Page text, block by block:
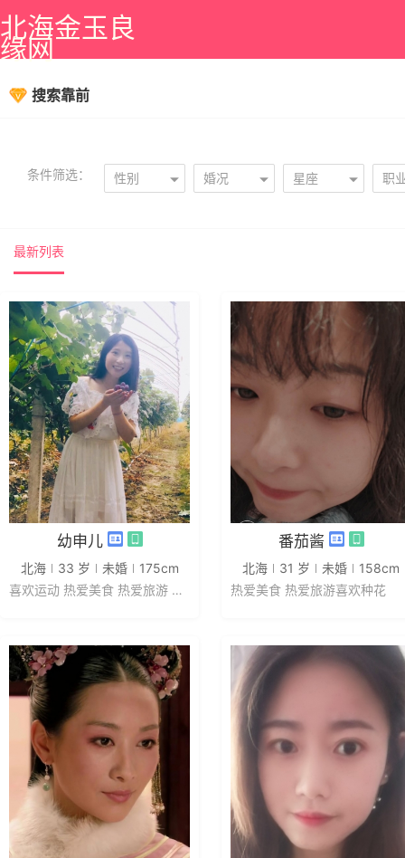
北海金玉良
缘网
搜索靠前
条件筛选： 性别 婚况 星座 职
最新列表
发私信
幼申儿
北海 33 岁 未婚
175cm
喜欢运动 热爱美食 热爱旅游 喜欢...
发私信
番茄酱
北海 31 岁 未婚
158cm
热爱美食 热爱旅游喜欢种花